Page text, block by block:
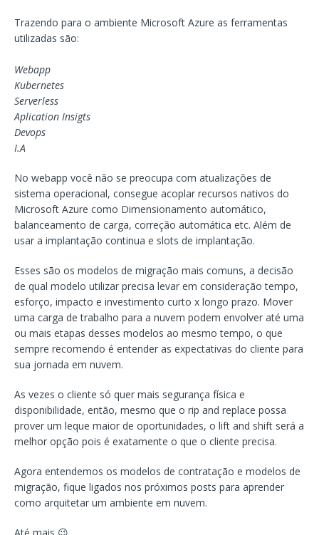
Trazendo para o ambiente Microsoft Azure as ferramentas
utilizadas são:
Webapp
Kubernetes
Serverless
Aplication Insigts
Devops
I.A
No webapp você não se preocupa com atualizações de
sistema operacional, consegue acoplar recursos nativos do
Microsoft Azure como Dimensionamento automático,
balanceamento de carga, correção automática etc. Além de
usar a implantação continua e slots de implantação.
Esses são os modelos de migração mais comuns, a decisão
de qual modelo utilizar precisa levar em consideração tempo,
esforço, impacto e investimento curto x longo prazo. Mover
uma carga de trabalho para a nuvem podem envolver até uma
ou mais etapas desses modelos ao mesmo tempo, o que
sempre recomendo é entender as expectativas do cliente para
sua jornada em nuvem.
As vezes o cliente só quer mais segurança física e
disponibilidade, então, mesmo que o rip and replace possa
prover um leque maior de oportunidades, o lift and shift será a
melhor opção pois é exatamente o que o cliente precisa.
Agora entendemos os modelos de contratação e modelos de
migração, fique ligados nos próximos posts para aprender
como arquitetar um ambiente em nuvem.